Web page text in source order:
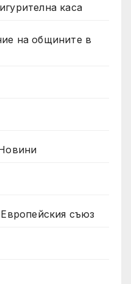
каса
на общините в
съюз